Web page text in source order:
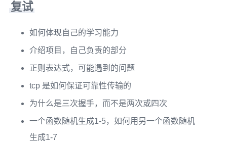
复试
如何体现自己的学习能力
介绍项目，自己负责的部分
正则表达式，可能遇到的问题
tcp 是如何保证可靠性传输的
为什么是三次握手，而不是两次或四次
一个函数随机生成1-5，如何用另一个函数随机
生成1-7